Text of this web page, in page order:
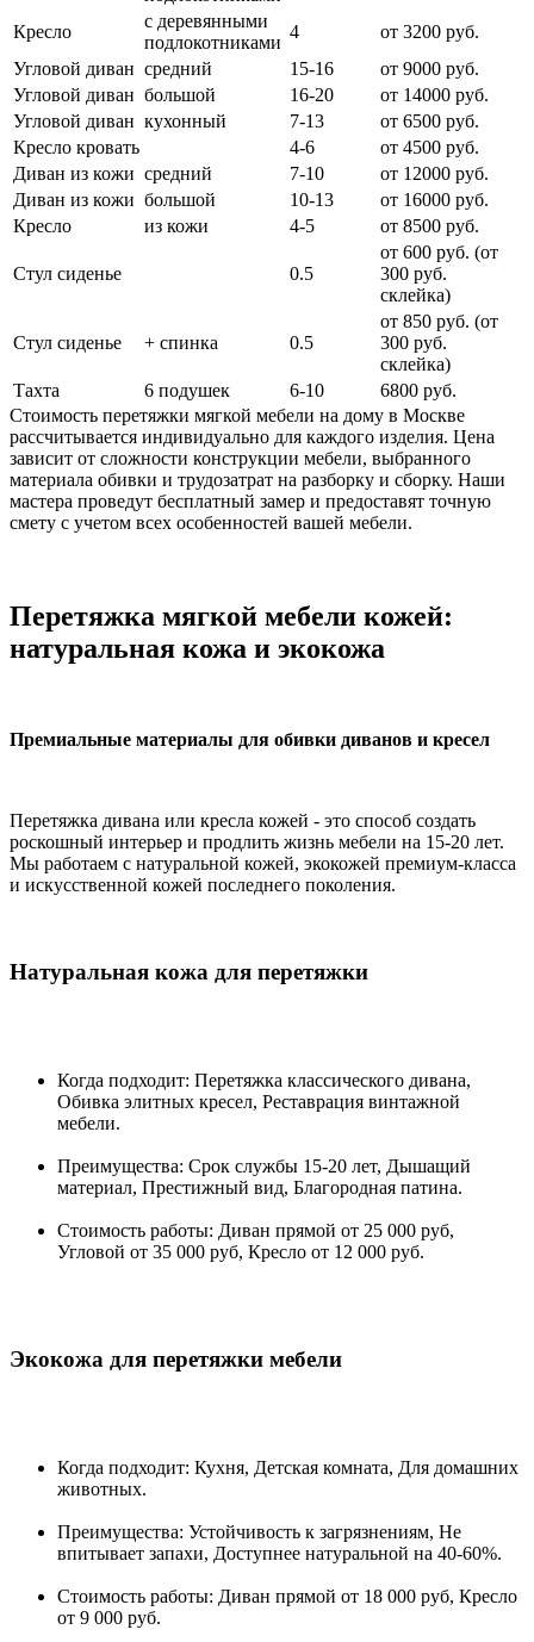
Кресло
с деревянными
подлокотниками
4
от 3200 руб.
Угловой диван средний 15-16
от 9000 руб.
Угловой диван большой 16-20
от 14000 руб.
Угловой диван кухонный 7-13
от 6500 руб.
Кресло кровать
4-6
от 4500 руб.
Диван из кожи средний 7-10
от 12000 руб.
Диван из кожи большой 10-13
от 16000 руб.
Кресло
из кожи 4-5 от 8500 руб.
Стул сиденье 0.5
от 600 руб. (от
300 руб.
cклейка)
Стул сиденье + спинка 0.5
от 850 руб. (от
300 руб.
склейка)
Тахта
6 подушек 6-10
6800 руб.
Стоимость перетяжки мягкой мебели на дому в Москве
рассчитывается индивидуально для каждого изделия. Цена
зависит от сложности конструкции мебели, выбранного
материала обивки и трудозатрат на разборку и сборку. Наши
мастера проведут бесплатный замер и предоставят точную
смету с учетом всех особенностей вашей мебели.
Перетяжка мягкой мебели кожей:
натуральная кожа и экокожа
Премиальные материалы для обивки диванов и кресел
Перетяжка дивана или кресла кожей - это способ создать
роскошный интерьер и продлить жизнь мебели на 15-20 лет.
Мы работаем с натуральной кожей, экокожей премиум-класса
и искусственной кожей последнего поколения.
Натуральная кожа для перетяжки
Когда подходит: Перетяжка классического дивана,
Обивка элитных кресел, Реставрация винтажной
мебели.
Преимущества: Срок службы 15-20 лет, Дышащий
материал, Престижный вид, Благородная патина.
Стоимость работы: Диван прямой от 25 000 руб,
Угловой от 35 000 руб, Кресло от 12 000 руб.
Экокожа для перетяжки мебели
Когда подходит: Кухня, Детская комната, Для домашних
животных.
Преимущества: Устойчивость к загрязнениям, Не
впитывает запахи, Доступнее натуральной на 40-60%.
Стоимость работы: Диван прямой от 18 000 руб, Кресло
от 9 000 руб.